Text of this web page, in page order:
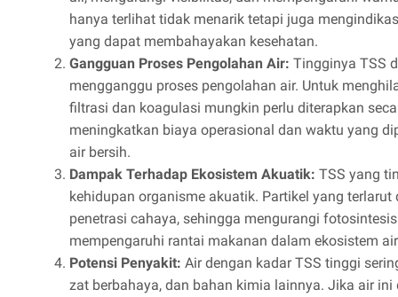
hanya terlihat tidak menarik tetapi juga
yang dapat membahayakan kesehatan.
Gangguan Proses Pengolahan Air: Tingginya TSS
mengganggu proses pengolahan air. Untuk
filtrasi dan koagulasi mungkin perlu diterapkan
meningkatkan biaya operasional dan waktu yang
air bersih.
Dampak Terhadap Ekosistem Akuatik: TSS yang
kehidupan organisme akuatik. Partikel yang
penetrasi cahaya, sehingga mengurangi
mempengaruhi rantai makanan dalam ekosistem
Potensi Penyakit: Air dengan kadar TSS tinggi
zat berbahaya, dan bahan kimia lainnya. Jika air